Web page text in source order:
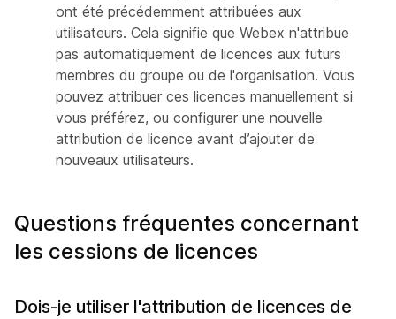
ont été précédemment attribuées aux
utilisateurs. Cela signifie que Webex n'attribue
pas automatiquement de licences aux futurs
membres du groupe ou de l'organisation. Vous
pouvez attribuer ces licences manuellement si
vous préférez, ou configurer une nouvelle
attribution de licence avant d’ajouter de
nouveaux utilisateurs.
Questions fréquentes concernant
les cessions de licences
Dois-je utiliser l'attribution de licences de